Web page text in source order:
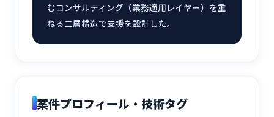
むコンサルティング（業務適用レイヤー）を重
ねる二層構造で支援を設計した。
案件プロフィール・技術タグ